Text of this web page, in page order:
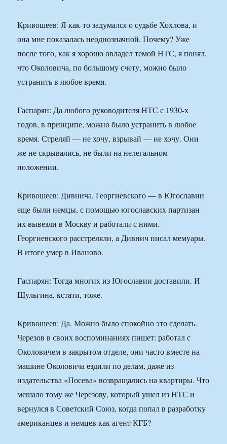
Кривошеев: Я как-то задумался о судьбе Хохлова, и
она мне показалась неоднозначной. Почему? Уже
после того, как я хорошо овладел темой НТС, я понял,
что Околовича, по большому счету, можно было
устранить в любое время.
Гаспарян: Да любого руководителя НТС с 1930-х
годов, в принципе, можно было устранить в любое
время. Стреляй — не хочу, взрывай — не хочу. Они
же не скрывались, не были на нелегальном
положении.
Кривошеев: Дивнича, Георгиевского — в Югославии
еще были немцы, с помощью югославских партизан
их вывезли в Москву и работали с ними.
Георгиевского расстреляли, а Дивнич писал мемуары.
В итоге умер в Иваново.
Гаспарян: Тогда многих из Югославии доставили. И
Шульгина, кстати, тоже.
Кривошеев: Да. Можно было спокойно это сделать.
Черезов в своих воспоминаниях пишет: работал с
Околовичем в закрытом отделе, они часто вместе на
машине Околовича ездили по делам, даже из
издательства «Посева» возвращались на квартиры. Что
мешало тому же Черезову, который ушел из НТС и
вернулся в Советский Союз, когда попал в разработку
американцев и немцев как агент КГБ?